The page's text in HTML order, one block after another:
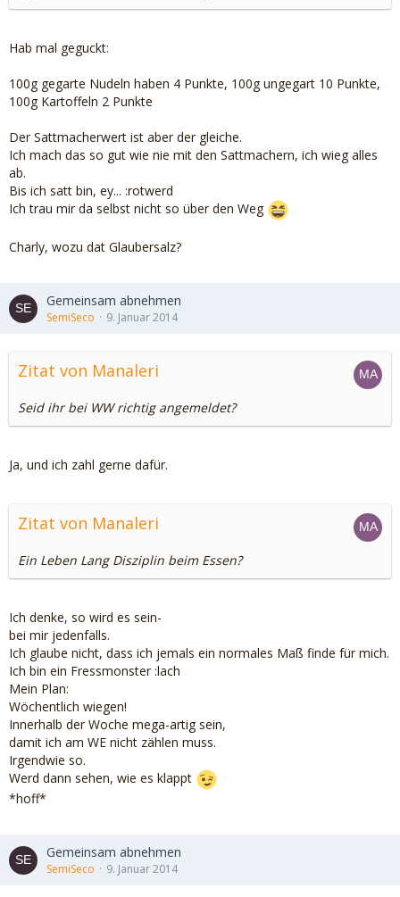
Hab mal geguckt:
100g gegarte Nudeln haben 4 Punkte, 100g ungegart 10 Punkte,
100g Kartoffeln 2 Punkte
Der Sattmacherwert ist aber der gleiche.
Ich mach das so gut wie nie mit den Sattmachern, ich wieg alles
ab.
Bis ich satt bin, ey... :rotwerd
Ich trau mir da selbst nicht so über den Weg
Charly, wozu dat Glaubersalz?
Gemeinsam abnehmen
SemiSeco 9. Januar 2014
Zitat von Manaleri
Seid ihr bei WW richtig angemeldet?
Ja, und ich zahl gerne dafür.
Zitat von Manaleri
Ein Leben Lang Disziplin beim Essen?
Ich denke, so wird es sein-
bei mir jedenfalls.
Ich glaube nicht, dass ich jemals ein normales Maß finde für mich.
Ich bin ein Fressmonster :lach
Mein Plan:
Wöchentlich wiegen!
Innerhalb der Woche mega-artig sein,
damit ich am WE nicht zählen muss.
Irgendwie so.
Werd dann sehen, wie es klappt
*hoff*
Gemeinsam abnehmen
SemiSeco 9. Januar 2014